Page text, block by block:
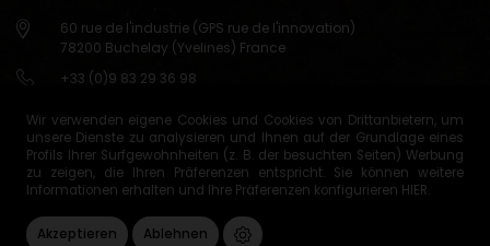
Wir verwenden eigene Cookies und Cookies von Drittanbietern, um
unsere Dienste zu analysieren und Ihnen auf der Grundlage eines
Profils Ihrer Surfgewohnheiten (z. B. der besuchten Seiten) Werbung
zu zeigen, die Ihren Präferenzen entspricht. Sie können weitere
Informationen erhalten und Ihre Präferenzen konfigurieren HIER.
Akzeptieren Ablehnen
60 rue de l'industrie (GPS rue de l'innovation)
78200 Buchelay (Yvelines) France
+33 (0)9 83 29 36 98
78200 Buchelay (Yvelines) France
Contactez-nous
Verkaufsbedingungen